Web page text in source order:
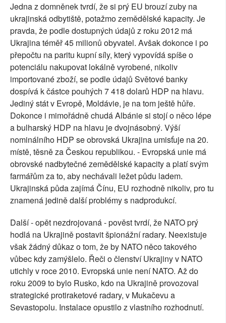
Jedna z domněnek tvrdí, že si prý EU brouzí zuby na
ukrajinská odbytiště, potažmo zemědělské kapacity. Je
pravda, že podle dostupných údajů z roku 2012 má
Ukrajina téměř 45 milionů obyvatel. Avšak dokonce i po
přepočtu na paritu kupní síly, který vypovídá spíše o
potenciálu nakupovat lokálně vyrobené, nikoliv
importované zboží, se podle údajů Světové banky
dospívá k částce pouhých 7 418 dolarů HDP na hlavu.
Jediný stát v Evropě, Moldávie, je na tom ještě hůře.
Dokonce i mimořádně chudá Albánie si stojí o něco lépe
a bulharský HDP na hlavu je dvojnásobný. Výší
nominálního HDP se obrovská Ukrajina umisťuje na 20.
místě, těsně za Českou republikou. - Evropská unie má
obrovské nadbytečné zemědělské kapacity a platí svým
farmářům za to, aby nechávali ležet půdu ladem.
Ukrajinská půda zajímá Čínu, EU rozhodně nikoliv, pro tu
znamená jedině další problémy s nadprodukcí.
Další - opět nezdrojovaná - pověst tvrdí, že NATO prý
hodlá na Ukrajině postavit špionážní radary. Neexistuje
však žádný důkaz o tom, že by NATO něco takového
vůbec kdy zamýšlelo. Řeči o členství Ukrajiny v NATO
utichly v roce 2010. Evropská unie není NATO. Až do
roku 2009 to bylo Rusko, kdo na Ukrajině provozoval
strategické protiraketové radary, v Mukačevu a
Sevastopolu. Instalace opustilo z vlastního rozhodnutí.